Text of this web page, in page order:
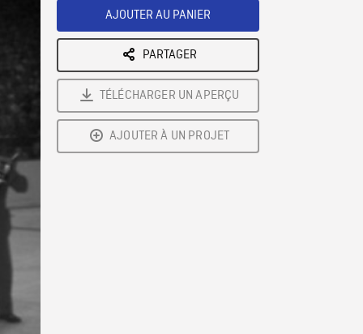
AJOUTER AU PANIER
PARTAGER
TÉLÉCHARGER UN APERÇU
AJOUTER À UN PROJET